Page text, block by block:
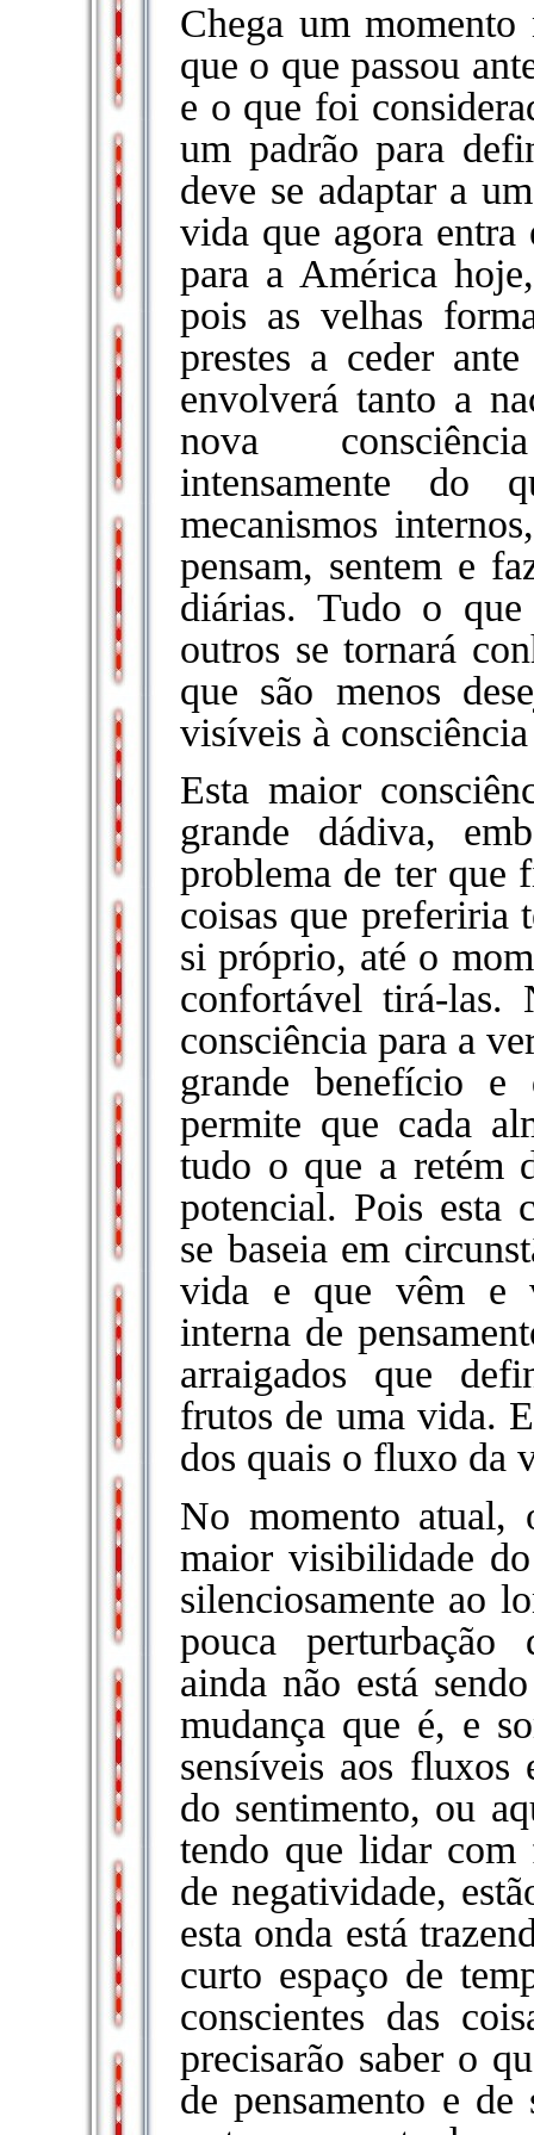
Chega um
que o que passou
e o que foi
um padrão para
deve se adaptar a
vida que agora entra
para a América
pois as velhas
prestes a ceder
envolverá tanto a
nova
intensamente do
mecanismos
pensam, sentem e
diárias. Tudo o
outros se tornará
que são menos
visíveis à
Esta maior
grande dádiva,
problema de ter que
coisas que preferiria
si próprio, até o
confortável tirá-las.
consciência para a
grande benefício
permite que cada
tudo o que a retém
potencial. Pois esta
se baseia em
vida e que vêm e
interna de
arraigados que
frutos de uma vida.
dos quais o fluxo da
No momento atual,
maior visibilidade
silenciosamente ao
pouca
ainda não está
mudança que é, e
sensíveis aos fluxos
do sentimento, ou
tendo que lidar com
de negatividade,
esta onda está
curto espaço de
conscientes das
precisarão saber o
de pensamento e de